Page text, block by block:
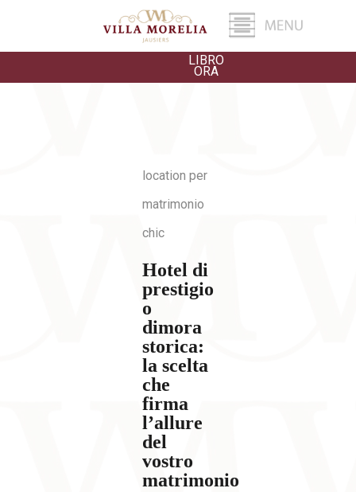
LIBRO
ORA
location per
matrimonio
chic
Hotel di
prestigio
o
dimora
storica:
la scelta
che
firma
l’allure
del
vostro
matrimonio